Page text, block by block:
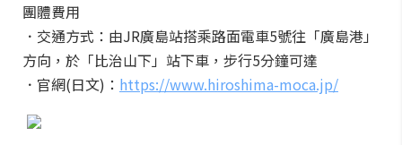
團體費用
．交通方式：由JR廣島站搭乘路面電車5號往「廣島港」
方向，於「比治山下」站下車，步行5分鐘可達
．官網(日文)： https://www.hiroshima-moca.jp/